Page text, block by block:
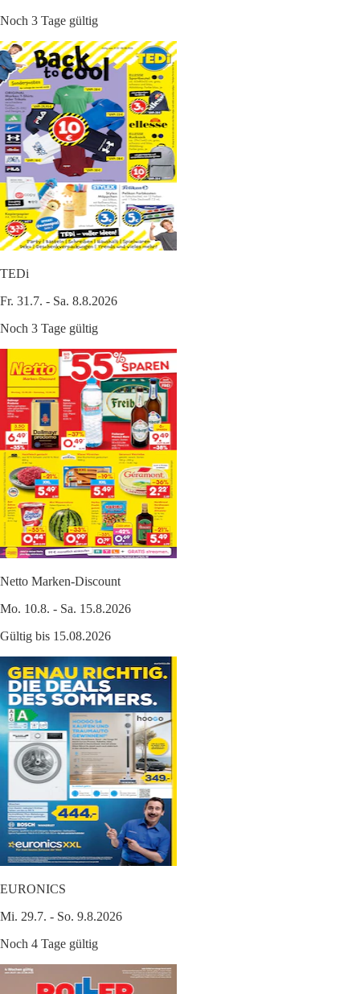
Noch 3 Tage gültig
TEDi
Fr. 31.7. - Sa. 8.8.2026
Noch 3 Tage gültig
Netto Marken-Discount
Mo. 10.8. - Sa. 15.8.2026
Gültig bis 15.08.2026
EURONICS
Mi. 29.7. - So. 9.8.2026
Noch 4 Tage gültig